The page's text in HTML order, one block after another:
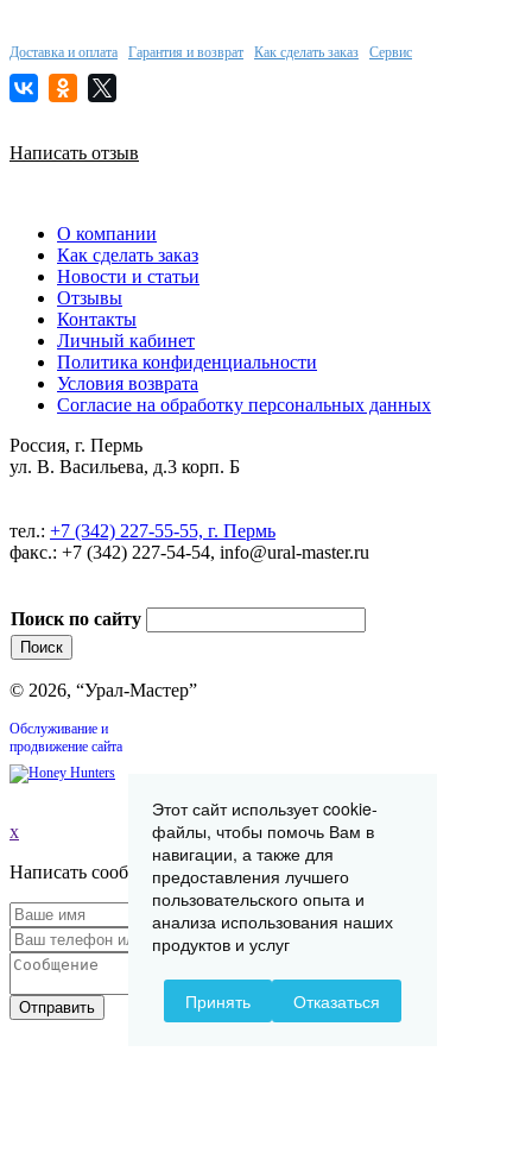
Доставка и оплата Гарантия и возврат Как сделать заказ Сервис
Написать отзыв
О компании
Как сделать заказ
Новости и статьи
Отзывы
Контакты
Личный кабинет
Политика конфиденциальности
Условия возврата
Согласие на обработку персональных данных
Россия, г. Пермь
ул. В. Васильева, д.3 корп. Б
тел.: +7 (342) 227-55-55, г. Пермь
факс.: +7 (342) 227-54-54, info@ural-master.ru
Поиск по сайту
© 2026, “Урал-Мастер”
Обслуживание и
продвижение сайта
x
Написать сообщение
Отправить
Этот сайт использует cookie-
файлы, чтобы помочь Вам в
навигации, а также для
предоставления лучшего
пользовательского опыта и
анализа использования наших
продуктов и услуг
Принять Отказаться